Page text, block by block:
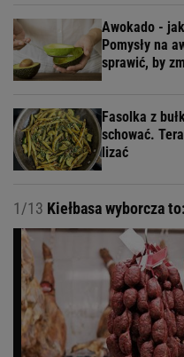
Awokado -
Pomysły na
sprawić, by
Fasolka z
schować.
lizać
1/13 Kiełbasa wyborcza to: